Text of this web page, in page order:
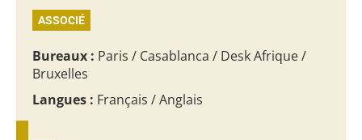
ASSOCIÉ
Bureaux : Paris / Casablanca / Desk Afrique /
Bruxelles
Langues : Français / Anglais